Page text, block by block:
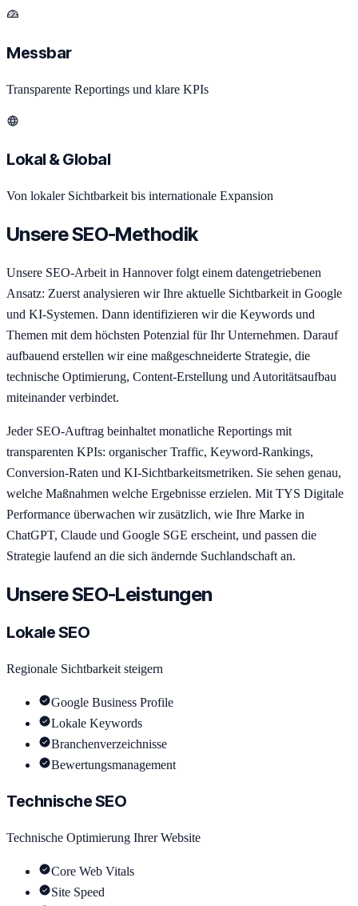
Messbar
Transparente Reportings und klare KPIs
Lokal & Global
Von lokaler Sichtbarkeit bis internationale Expansion
Unsere SEO-Methodik
Unsere SEO-Arbeit in Hannover folgt einem datengetriebenen
Ansatz: Zuerst analysieren wir Ihre aktuelle Sichtbarkeit in Google
und KI-Systemen. Dann identifizieren wir die Keywords und
Themen mit dem höchsten Potenzial für Ihr Unternehmen. Darauf
aufbauend erstellen wir eine maßgeschneiderte Strategie, die
technische Optimierung, Content-Erstellung und Autoritätsaufbau
miteinander verbindet.
Jeder SEO-Auftrag beinhaltet monatliche Reportings mit
transparenten KPIs: organischer Traffic, Keyword-Rankings,
Conversion-Raten und KI-Sichtbarkeitsmetriken. Sie sehen genau,
welche Maßnahmen welche Ergebnisse erzielen. Mit TYS Digitale
Performance überwachen wir zusätzlich, wie Ihre Marke in
ChatGPT, Claude und Google SGE erscheint, und passen die
Strategie laufend an die sich ändernde Suchlandschaft an.
Unsere SEO-Leistungen
Lokale SEO
Regionale Sichtbarkeit steigern
Google Business Profile
Lokale Keywords
Branchenverzeichnisse
Bewertungsmanagement
Technische SEO
Technische Optimierung Ihrer Website
Core Web Vitals
Site Speed